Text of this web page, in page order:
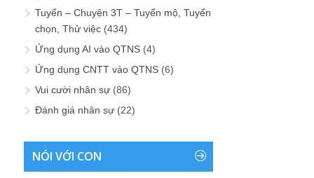
Tuyển – Chuyện 3T – Tuyển mộ, Tuyển
chọn, Thử việc (434)
Ứng dụng AI vào QTNS (4)
Ứng dụng CNTT vào QTNS (6)
Vui cười nhân sự (86)
Đánh giá nhân sự (22)
NÓI VỚI CON